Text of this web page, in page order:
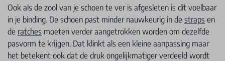
Ook als de zool van je schoen te ver is afgesleten is dit voelbaar
in je binding. De schoen past minder nauwkeurig in de straps en
de ratches moeten verder aangetrokken worden om dezelfde
pasvorm te krijgen. Dat klinkt als een kleine aanpassing maar
het betekent ook dat de druk ongelijkmatiger verdeeld wordt